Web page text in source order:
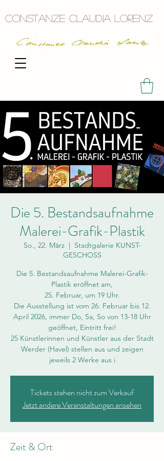
Constanze Claudia Lorenz
Die 5. Bestandsaufnahme
Malerei-Grafik-Plastik
So., 22. März
  |
Stadtgalerie KUNST-
GESCHOSS
Die 5. Bestandsaufnahme Malerei-Grafik-
Plastik eröffnet am,
25. Februar, um 19 Uhr.
Die Ausstellung ist vom 26. Februar bis 12.
April 2026, immer Do, Sa, So von 13-18 Uhr
geöffnet, Eintritt frei!
25 Künstlerinnen und Künstler aus der Stadt
Werder (Havel) stellen aus und zeigen
jeweils 2 Werke aus i
Tickets stehen nicht zum Verkauf
Jetzt andere Veranstaltungen ansehen
Zeit & Ort